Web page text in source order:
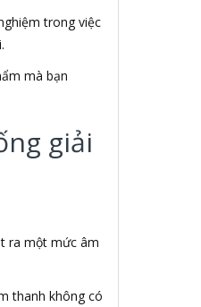
trong việc
mà bạn
giải
ra một mức âm
thanh không có